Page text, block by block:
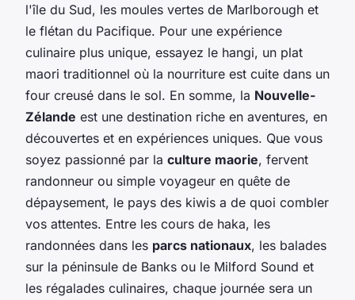
l'île du Sud, les moules vertes de Marlborough et
le flétan du Pacifique. Pour une expérience
culinaire plus unique, essayez le hangi, un plat
maori traditionnel où la nourriture est cuite dans un
four creusé dans le sol. En somme, la Nouvelle-
Zélande est une destination riche en aventures, en
découvertes et en expériences uniques. Que vous
soyez passionné par la culture maorie, fervent
randonneur ou simple voyageur en quête de
dépaysement, le pays des kiwis a de quoi combler
vos attentes. Entre les cours de haka, les
randonnées dans les parcs nationaux, les balades
sur la péninsule de Banks ou le Milford Sound et
les régalades culinaires, chaque journée sera un